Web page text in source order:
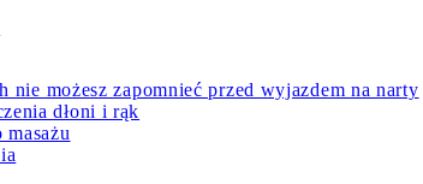
nie możesz zapomnieć przed wyjazdem na narty
dłoni i rąk
masażu